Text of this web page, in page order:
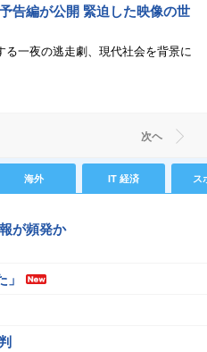
告編が公開 緊迫した映像の世
る一夜の逃走劇、現代社会を背景に
次ヘ
海外 IT 経済 ス
が頻発か